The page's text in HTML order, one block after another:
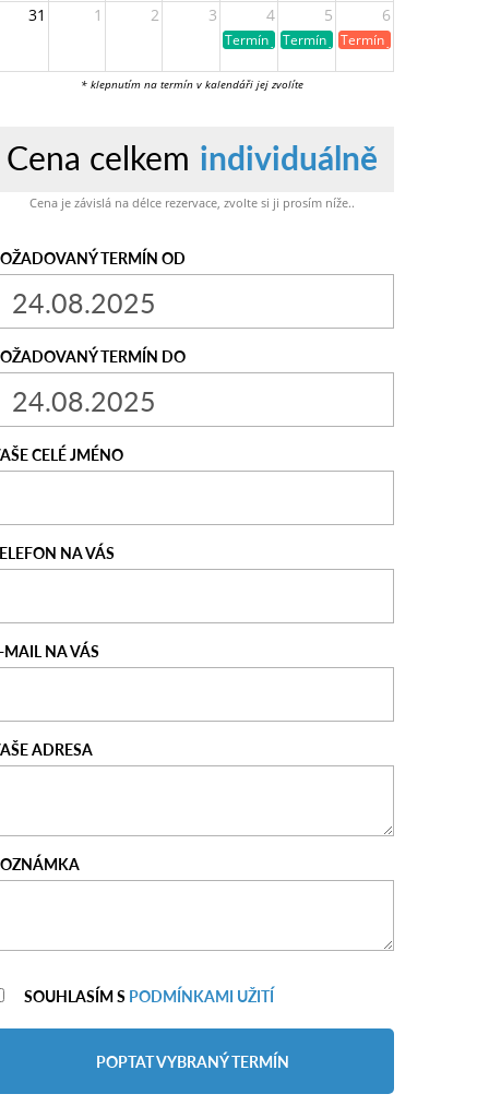
31 1 2 3 4 5 6
Termín je volnýTermín je volnýTermín je již obsazen
* klepnutím na termín v kalendáři jej zvolíte
Cena celkem individuálně
Cena je závislá na délce rezervace, zvolte si ji prosím níže..
TERMÍN OD
TERMÍN DO
CELÉ JMÉNO
NA VÁS
MAIL NA VÁS
ADRESA
SOUHLASÍM S PODMÍNKAMI UŽITÍ
POPTAT VYBRANÝ TERMÍN